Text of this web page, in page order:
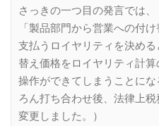
さっきの一つ目の発言では、
「製品部門から営業への付
支払うロイヤリティを決め
替え価格をロイヤリティ計
操作ができてしまうことに
ろん打ち合わせ後、法律上
変更しました。）